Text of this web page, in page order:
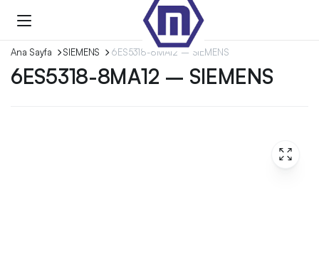
Ana Sayfa SIEMENS 6ES5318-8MA12 – SIEMENS
6ES5318-8MA12 – SIEMENS